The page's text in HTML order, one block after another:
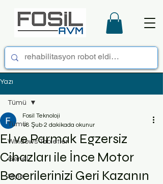
Yazı
Tümü
Windows Tabletler
Genel
Style
Tümü
El ve Parmak Egzersiz
Cihazları ile İnce Motor
Becerilerinizi Geri Kazanın
Fosil Teknoloji
18 Şub 2 dakikada okunur